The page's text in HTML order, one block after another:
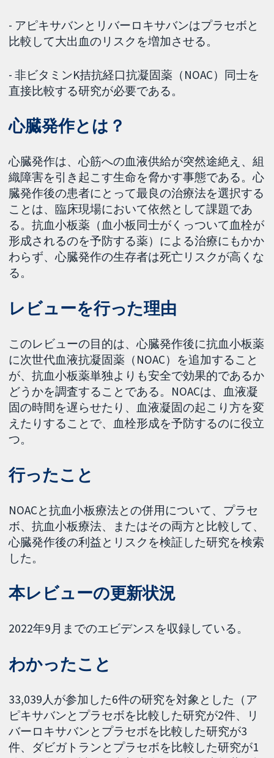
- アピキサバンとリバーロキサバンはプラセボと
比較して大出血のリスクを増加させる。
- 非ビタミンK拮抗経口抗凝固薬（NOAC）同士を
直接比較する研究が必要である。
心臓発作とは？
心臓発作は、心筋への血液供給が突然途絶え、組
織障害を引き起こす生命を脅かす事態である。心
臓発作後の患者にとって最良の治療法を選択する
ことは、臨床現場において依然として課題であ
る。抗血小板薬（血小板同士がくっついて血栓が
形成されるのを予防する薬）による治療にもかか
わらず、心臓発作の生存者は死亡リスクが高くな
る。
レビューを行った理由
このレビューの目的は、心臓発作後に抗血小板薬
に次世代血液抗凝固薬（NOAC）を追加すること
が、抗血小板薬単独よりも安全で効果的であるか
どうかを調査することである。NOACは、血液凝
固の時間を遅らせたり、血液凝固の起こり方を変
えたりすることで、血栓形成を予防するのに役立
つ。
行ったこと
NOACと抗血小板療法との併用について、プラセ
ボ、抗血小板療法、またはその両方と比較して、
心臓発作後の利益とリスクを検証した研究を検索
した。
本レビューの更新状況
2022年9月までのエビデンスを収録している。
わかったこと
33,039人が参加した6件の研究を対象とした（ア
ピキサバンとプラセボを比較した研究が2件、リ
バーロキサバンとプラセボを比較した研究が3
件、ダビガトランとプラセボを比較した研究が1